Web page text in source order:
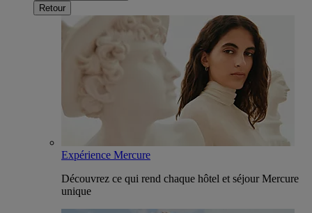
Retour
Expérience Mercure
Découvrez ce qui rend chaque hôtel et séjour Mercure
unique